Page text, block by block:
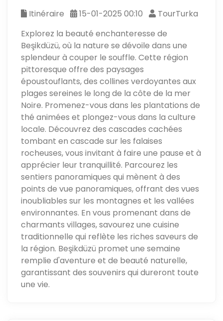
Itinéraire 15-01-2025 00:10
TourTurka
Explorez la beauté enchanteresse de
Beşikdüzü, où la nature se dévoile dans une
splendeur à couper le souffle. Cette région
pittoresque offre des paysages
époustouflants, des collines verdoyantes aux
plages sereines le long de la côte de la mer
Noire. Promenez-vous dans les plantations de
thé animées et plongez-vous dans la culture
locale. Découvrez des cascades cachées
tombant en cascade sur les falaises
rocheuses, vous invitant à faire une pause et à
apprécier leur tranquillité. Parcourez les
sentiers panoramiques qui mènent à des
points de vue panoramiques, offrant des vues
inoubliables sur les montagnes et les vallées
environnantes. En vous promenant dans de
charmants villages, savourez une cuisine
traditionnelle qui reflète les riches saveurs de
la région. Beşikdüzü promet une semaine
remplie d'aventure et de beauté naturelle,
garantissant des souvenirs qui dureront toute
une vie.